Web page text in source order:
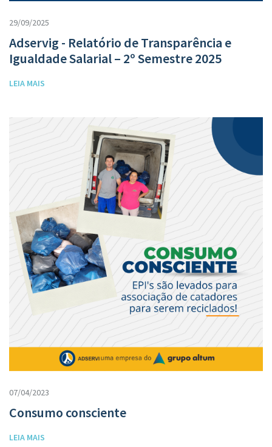
29/09/2025
Adservig - Relatório de Transparência e
Igualdade Salarial – 2º Semestre 2025
LEIA MAIS
07/04/2023
Consumo consciente
LEIA MAIS